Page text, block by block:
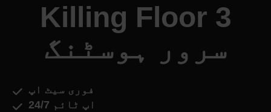
Killing Floor 3
سرور ہوسٹنگ
فوری سیٹ اپ
اپ ٹائم 24/7